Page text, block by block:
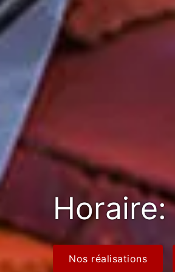
Nos réalisations